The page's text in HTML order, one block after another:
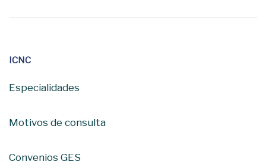
ICNC
Especialidades
Motivos de consulta
Convenios GES